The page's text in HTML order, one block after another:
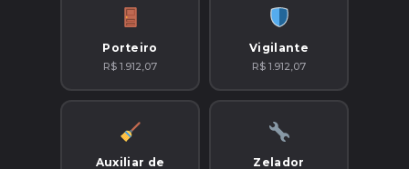
Porteiro
R$ 1.912,07
Vigilante
R$ 1.912,07
Auxiliar de
Zelador